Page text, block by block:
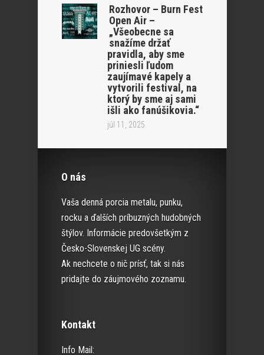
Rozhovor – Burn Fest
Open Air –
„Všeobecne sa
snažíme držať
pravidla, aby sme
priniesli ľudom
zaujímavé kapely a
vytvorili festival, na
ktorý by sme aj sami
išli ako fanúšikovia.“
júl 11, 2025
O nás
Vaša denná porcia metalu, punku,
rocku a ďalších príbuzných hudobných
štýlov. Informácie predovšetkým z
Česko-Slovenskej UG scény.
Ak nechcete o nič prísť, tak si nás
pridajte do záujmového zoznamu.
Kontakt
Info Mail: